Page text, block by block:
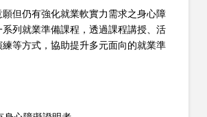
但仍有強化就業軟實力需求之身心障
列就業準備課程，透過課程講授、活
等方式，協助提升多元面向的就業準